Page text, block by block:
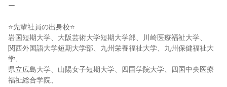
ー
⭐先輩社員の出身校⭐
岩国短期大学、大阪芸術大学短期大学部、川崎医療福祉大学、
関西外国語大学短期大学部、九州栄養福祉大学、九州保健福祉大
学、
県立広島大学、山陽女子短期大学、四国学院大学、四国中央医療
福祉総合学院、